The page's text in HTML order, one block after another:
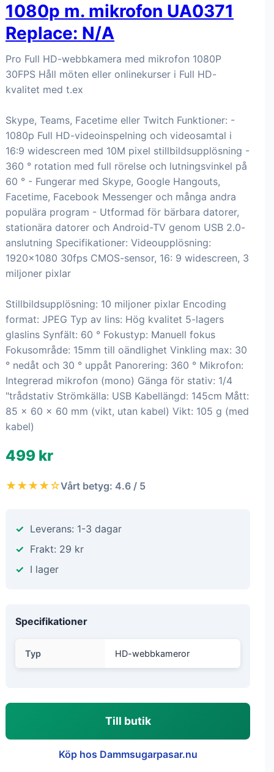
1080p m. mikrofon UA0371
Replace: N/A
Pro Full HD-webbkamera med mikrofon 1080P
30FPS Håll möten eller onlinekurser i Full HD-
kvalitet med t.ex
Skype, Teams, Facetime eller Twitch Funktioner: -
1080p Full HD-videoinspelning och videosamtal i
16:9 widescreen med 10M pixel stillbildsupplösning -
360 ° rotation med full rörelse och lutningsvinkel på
60 ° - Fungerar med Skype, Google Hangouts,
Facetime, Facebook Messenger och många andra
populära program - Utformad för bärbara datorer,
stationära datorer och Android-TV genom USB 2.0-
anslutning Specifikationer: Videoupplösning:
1920x1080 30fps CMOS-sensor, 16: 9 widescreen, 3
miljoner pixlar
Stillbildsupplösning: 10 miljoner pixlar Encoding
format: JPEG Typ av lins: Hög kvalitet 5-lagers
glaslins Synfält: 60 ° Fokustyp: Manuell fokus
Fokusområde: 15mm till oändlighet Vinkling max: 30
° nedåt och 30 ° uppåt Panorering: 360 ° Mikrofon:
Integrerad mikrofon (mono) Gänga för stativ: 1/4
"trådstativ Strömkälla: USB Kabellängd: 145cm Mått:
85 x 60 x 60 mm (vikt, utan kabel) Vikt: 105 g (med
kabel)
499 kr
★★★★☆Vårt betyg: 4.6 / 5
Leverans: 1-3 dagar
Frakt: 29 kr
I lager
Specifikationer
Typ HD-webbkameror
Till butik
Köp hos Dammsugarpasar.nu